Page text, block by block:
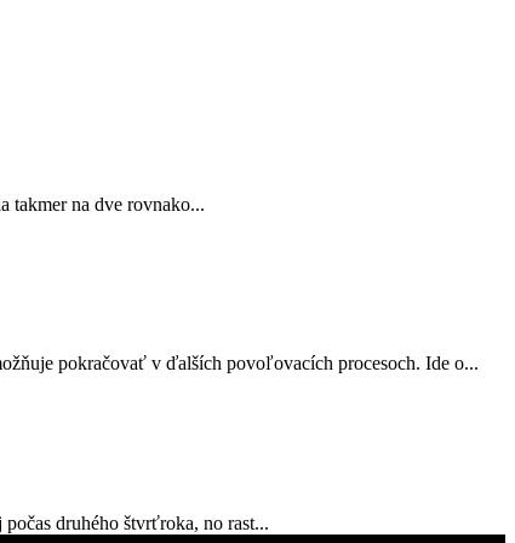
takmer na dve rovnako...
pokračovať v ďalších povoľovacích procesoch. Ide o...
druhého štvrťroka, no rast...